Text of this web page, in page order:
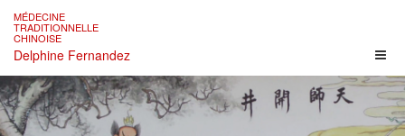
content
MÉDECINE
TRADITIONNELLE
CHINOISE
Delphine Fernandez